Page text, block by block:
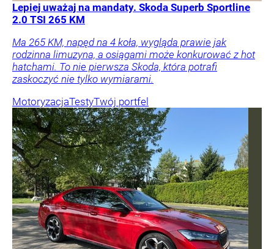
Lepiej uważaj na mandaty. Skoda Superb Sportline
2.0 TSI 265 KM
Ma 265 KM, napęd na 4 koła, wygląda prawie jak
rodzinna limuzyna, a osiągami może konkurować z hot
hatchami. To nie pierwsza Skoda, która potrafi
zaskoczyć nie tylko wymiarami.
MotoryzacjaTestyTwój portfel